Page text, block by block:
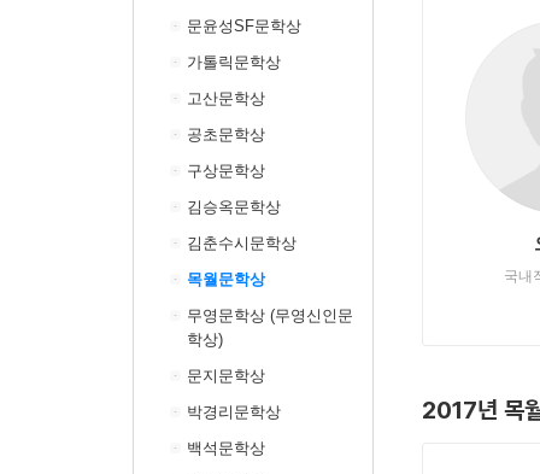
문윤성SF문학상
가톨릭문학상
고산문학상
공초문학상
구상문학상
김승옥문학상
김춘수시문학상
목월문학상
무영문학상 (무영신인문
학상)
문지문학상
박경리문학상
백석문학상
국내
2017년 목